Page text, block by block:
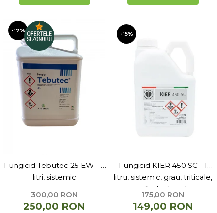
-17%
Fungicid Tebutec 25 EW - 5
litri, sistemic
300,00 RON
250,00 RON
-15%
Fungicid KIER 450 SC - 1
litru, sistemic, grau, triticale,
secara, sfecla de zahar, orz
175,00 RON
149,00 RON